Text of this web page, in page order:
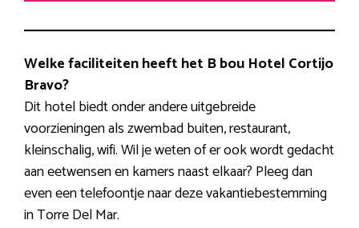
Welke faciliteiten heeft het B bou Hotel Cortijo
Bravo?
Dit hotel biedt onder andere uitgebreide
voorzieningen als zwembad buiten, restaurant,
kleinschalig, wifi. Wil je weten of er ook wordt gedacht
aan eetwensen en kamers naast elkaar? Pleeg dan
even een telefoontje naar deze vakantiebestemming
in Torre Del Mar.